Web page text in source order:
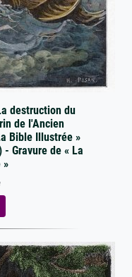
destruction du
de l'Ancien
Bible Illustrée »
Gravure de « La
»